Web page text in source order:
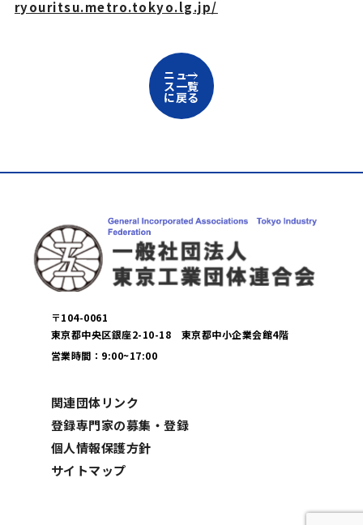
ryouritsu.metro.tokyo.lg.jp/
ニュー
ス一覧
に戻る
〒104-0061
東京都中央区銀座2-10-18 東京都中小企業会館4階
営業時間：9:00~17:00
関連団体リンク
登録専門家の募集・登録
個人情報保護方針
サイトマップ